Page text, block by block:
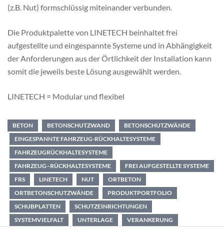
(z.B. Nut) formschlüssig miteinander verbunden.
Die Produktpalette von LINETECH beinhaltet frei
aufgestellte und eingespannte Systeme und in Abhängigkeit
der Anforderungen aus der Örtlichkeit der Installation kann
somit die jeweils beste Lösung ausgewählt werden.
LINETECH = Modular und flexibel
BETON BETONSCHUTZWAND
BETONSCHUTZWÄNDE
EINGESPANNTE FAHRZEUG-RÜCKHALTESYSTEME
FAHRZEUGRÜCKHALTESYSTEME
FAHRZEUG–RÜCKHALTESYSTEME
FREI AUFGESTELLTE SYSTEME
FRS
LINETECH NUT
ORTBETON
ORTBETONSCHUTZWÄNDE
PRODUKTPORTFOLIO
SCHUBPLATTEN
SCHUTZEINRICHTUNGEN
SYSTEMVIELFALT
UNTERLAGE VERANKERUNG